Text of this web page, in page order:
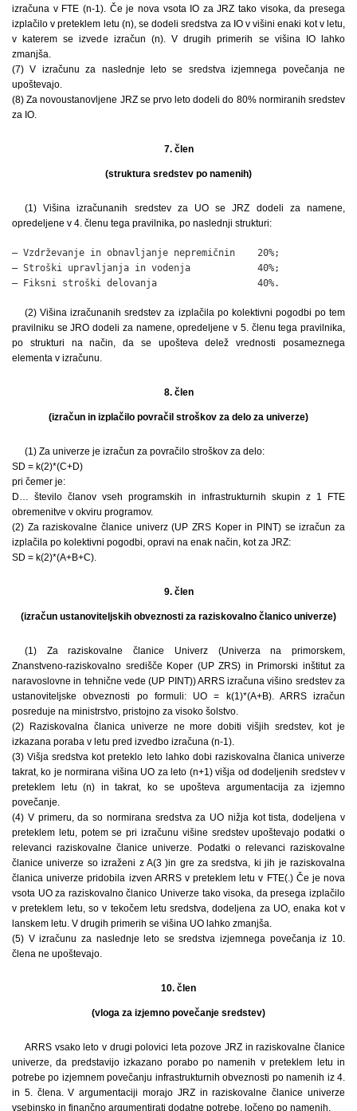
izračuna v FTE (n-1). Če je nova vsota IO za JRZ tako visoka, da presega
izplačilo v preteklem letu (n), se dodeli sredstva za IO v višini enaki kot v letu,
v katerem se izvede izračun (n). V drugih primerih se višina IO lahko
zmanjša.
(7) V izračunu za naslednje leto se sredstva izjemnega povečanja ne
upoštevajo.
(8) Za novoustanovljene JRZ se prvo leto dodeli do 80% normiranih sredstev
za IO.
7. člen
(struktura sredstev po namenih)
(1) Višina izračunanih sredstev za UO se JRZ dodeli za namene,
opredeljene v 4. členu tega pravilnika, po naslednji strukturi:
– Vzdrževanje in obnavljanje nepremičnin    20%;
– Stroški upravljanja in vodenja            40%;
– Fiksni stroški delovanja                  40%.
(2) Višina izračunanih sredstev za izplačila po kolektivni pogodbi po tem
pravilniku se JRO dodeli za namene, opredeljene v 5. členu tega pravilnika,
po strukturi na način, da se upošteva delež vrednosti posameznega
elementa v izračunu.
8. člen
(izračun in izplačilo povračil stroškov za delo za univerze)
(1) Za univerze je izračun za povračilo stroškov za delo:
SD = k(2)*(C+D)
pri čemer je:
D… število članov vseh programskih in infrastrukturnih skupin z 1 FTE
obremenitve v okviru programov.
(2) Za raziskovalne članice univerz (UP ZRS Koper in PINT) se izračun za
izplačila po kolektivni pogodbi, opravi na enak način, kot za JRZ:
SD = k(2)*(A+B+C).
9. člen
(izračun ustanoviteljskih obveznosti za raziskovalno članico univerze)
(1) Za raziskovalne članice Univerz (Univerza na primorskem,
Znanstveno-raziskovalno središče Koper (UP ZRS) in Primorski inštitut za
naravoslovne in tehnične vede (UP PINT)) ARRS izračuna višino sredstev za
ustanoviteljske obveznosti po formuli: UO = k(1)*(A+B). ARRS izračun
posreduje na ministrstvo, pristojno za visoko šolstvo.
(2) Raziskovalna članica univerze ne more dobiti višjih sredstev, kot je
izkazana poraba v letu pred izvedbo izračuna (n-1).
(3) Višja sredstva kot preteklo leto lahko dobi raziskovalna članica univerze
takrat, ko je normirana višina UO za leto (n+1) višja od dodeljenih sredstev v
preteklem letu (n) in takrat, ko se upošteva argumentacija za izjemno
povečanje.
(4) V primeru, da so normirana sredstva za UO nižja kot tista, dodeljena v
preteklem letu, potem se pri izračunu višine sredstev upoštevajo podatki o
relevanci raziskovalne članice univerze. Podatki o relevanci raziskovalne
članice univerze so izraženi z A(3 )in gre za sredstva, ki jih je raziskovalna
članica univerze pridobila izven ARRS v preteklem letu v FTE(.) Če je nova
vsota UO za raziskovalno članico Univerze tako visoka, da presega izplačilo
v preteklem letu, so v tekočem letu sredstva, dodeljena za UO, enaka kot v
lanskem letu. V drugih primerih se višina UO lahko zmanjša.
(5) V izračunu za naslednje leto se sredstva izjemnega povečanja iz 10.
člena ne upoštevajo.
10. člen
(vloga za izjemno povečanje sredstev)
ARRS vsako leto v drugi polovici leta pozove JRZ in raziskovalne članice
univerze, da predstavijo izkazano porabo po namenih v preteklem letu in
potrebe po izjemnem povečanju infrastrukturnih obveznosti po namenih iz 4.
in 5. člena. V argumentaciji morajo JRZ in raziskovalne članice univerze
vsebinsko in finančno argumentirati dodatne potrebe, ločeno po namenih.